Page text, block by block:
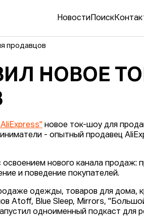
Новости Поиск
продавцов
НОВОЕ
новое ток-шоу для
- опытный продавец
освоением нового канала продаж:
и поведение покупателей.
одежды, товаров для дома,
Atoff, Blue Sleep, Mirrors,
одноименный подкаст для